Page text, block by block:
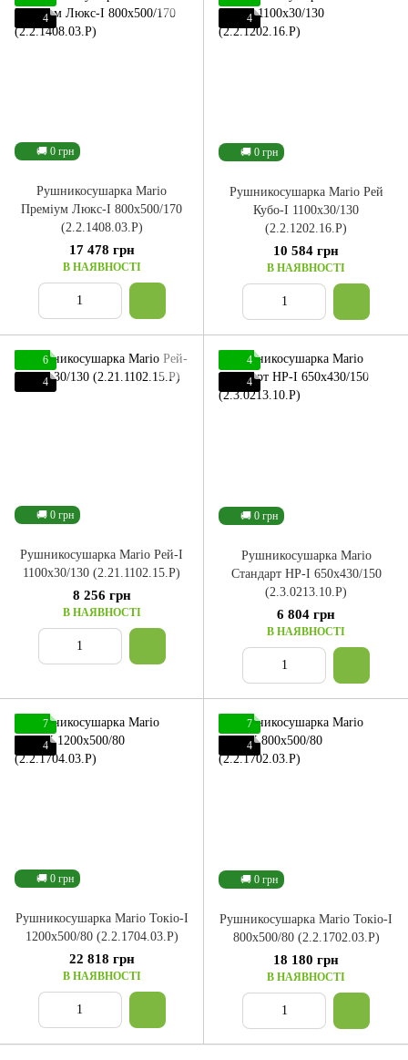
🚚 0 грн
4
Рушникосушарка Mario
Преміум Люкс-I 800x500/170
(2.2.1408.03.P)
17 478 грн
В НАЯВНОСТІ
🚚 0 грн
4
Рушникосушарка Mario Рей
Кубо-І 1100x30/130
(2.2.1202.16.Р)
10 584 грн
В НАЯВНОСТІ
🚚 0 грн
6
4
Рушникосушарка Mario Рей-І
1100x30/130 (2.21.1102.15.Р)
8 256 грн
В НАЯВНОСТІ
🚚 0 грн
4
4
Рушникосушарка Mario
Стандарт НР-І 650x430/150
(2.3.0213.10.P)
6 804 грн
В НАЯВНОСТІ
🚚 0 грн
7
4
Рушникосушарка Mario Токіо-I
1200x500/80 (2.2.1704.03.P)
22 818 грн
В НАЯВНОСТІ
🚚 0 грн
7
4
Рушникосушарка Mario Токіо-I
800x500/80 (2.2.1702.03.P)
18 180 грн
В НАЯВНОСТІ